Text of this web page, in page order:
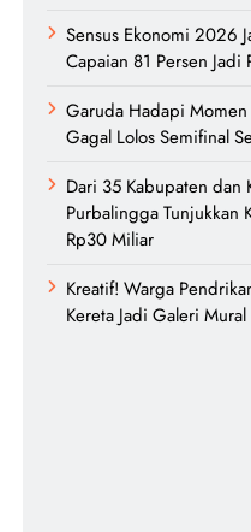
Sensus Ekonomi 2026
Capaian 81 Persen
Garuda Hadapi
Gagal Lolos Semifinal
Dari 35 Kabupaten dan
Purbalingga Tunjukkan
Rp30 Miliar
Kreatif! Warga
Kereta Jadi Galeri